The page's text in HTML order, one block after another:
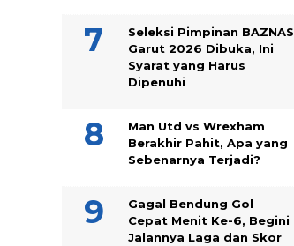
Seleksi Pimpinan BAZNAS
Garut 2026 Dibuka, Ini
Syarat yang Harus
Dipenuhi
Man Utd vs Wrexham
Berakhir Pahit, Apa yang
Sebenarnya Terjadi?
Gagal Bendung Gol
Cepat Menit Ke-6, Begini
Jalannya Laga dan Skor